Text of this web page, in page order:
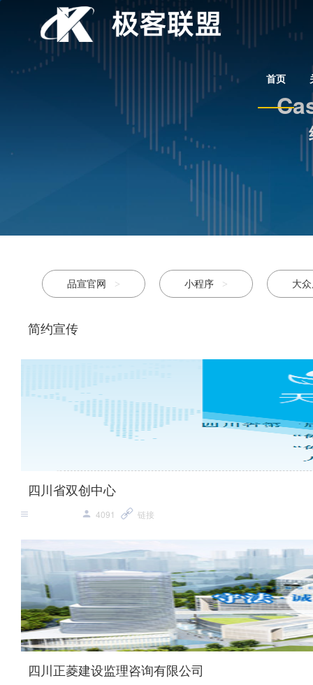
首页
品宣官网 > 小程序 > 大
简约宣传
四川省双创中心
4091 链接
四川正菱建设监理咨询有限公司